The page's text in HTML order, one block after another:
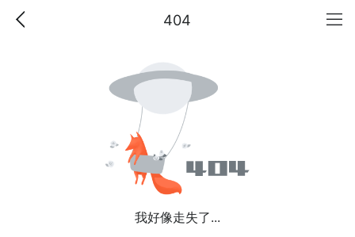
404
我好像走失了...